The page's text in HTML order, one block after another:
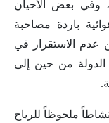
وفي بعض الأحيان
باردة مصاحبة
الاستقرار في
الدولة من حين إلى
ملحوظاً للرياح